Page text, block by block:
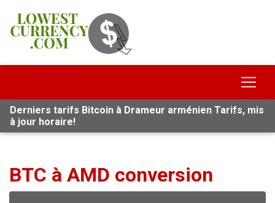
Derniers tarifs Bitcoin à Drameur arménien Tarifs, mis
à jour horaire!
BTC à AMD conversion